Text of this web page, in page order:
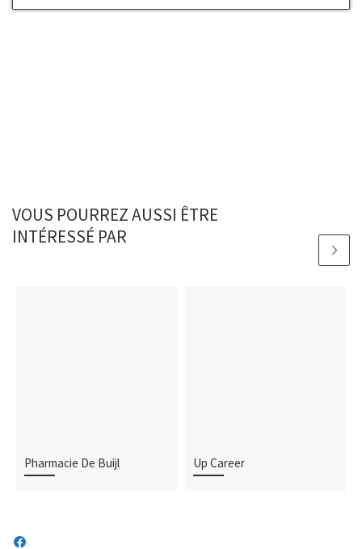
VOUS POURREZ AUSSI ÊTRE
INTÉRESSÉ PAR
Pharmacie De Buijl Up Career